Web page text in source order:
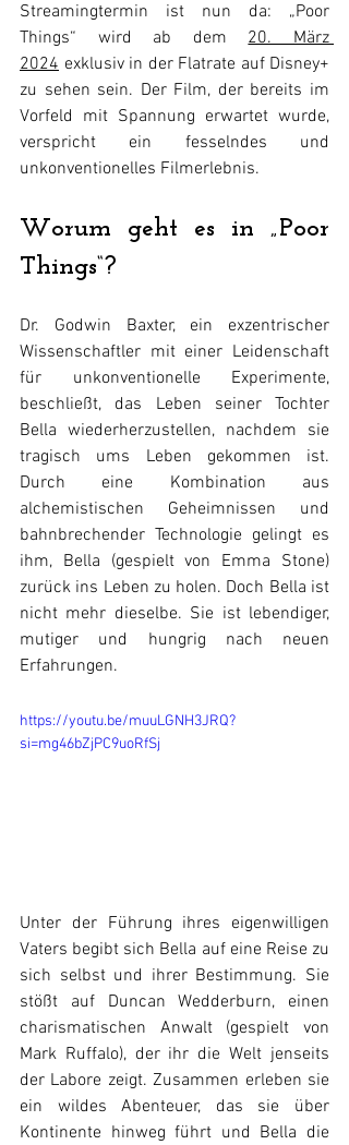
Streamingtermin ist nun da: „Poor
Things“ wird ab dem 20. März
2024 exklusiv in der Flatrate auf Disney+
zu sehen sein. Der Film, der bereits im
Vorfeld mit Spannung erwartet wurde,
verspricht ein fesselndes und
unkonventionelles Filmerlebnis.
Worum geht es in „Poor
Things“?
Dr. Godwin Baxter, ein exzentrischer
Wissenschaftler mit einer Leidenschaft
für unkonventionelle Experimente,
beschließt, das Leben seiner Tochter
Bella wiederherzustellen, nachdem sie
tragisch ums Leben gekommen ist.
Durch eine Kombination aus
alchemistischen Geheimnissen und
bahnbrechender Technologie gelingt es
ihm, Bella (gespielt von Emma Stone)
zurück ins Leben zu holen. Doch Bella ist
nicht mehr dieselbe. Sie ist lebendiger,
mutiger und hungrig nach neuen
Erfahrungen.
https://youtu.be/muuLGNH3JRQ?
si=mg46bZjPC9uoRfSj
Unter der Führung ihres eigenwilligen
Vaters begibt sich Bella auf eine Reise zu
sich selbst und ihrer Bestimmung. Sie
stößt auf Duncan Wedderburn, einen
charismatischen Anwalt (gespielt von
Mark Ruffalo), der ihr die Welt jenseits
der Labore zeigt. Zusammen erleben sie
ein wildes Abenteuer, das sie über
Kontinente hinweg führt und Bella die